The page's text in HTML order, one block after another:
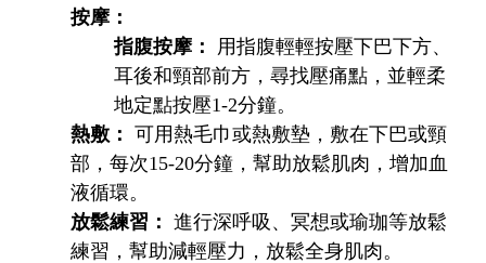
按摩：
指腹按摩：
用指腹輕輕按壓下巴下方、
耳後和頸部前方，尋找壓痛點，並輕柔
地定點按壓1-2分鐘。
熱敷： 可用熱毛巾或熱敷墊，敷在下巴或頸
部，每次15-20分鐘，幫助放鬆肌肉，增加血
液循環。
放鬆練習： 進行深呼吸、冥想或瑜珈等放鬆
練習，幫助減輕壓力，放鬆全身肌肉。